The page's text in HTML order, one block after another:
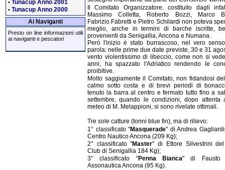
• Tunacup Anno 2001
• Tunacup Anno 2000
Ai Naviganti
Presto on line informazioni utili
ai naviganti e pescatori
Il Comitato Organizzatore, costituito dagli
Massimo Colletta, Roberto Bozzi, Marco
Fabrizio Fabretti e Pietro Schilardi non poteva
meglio, anche in termini di barche iscritte,
provenienti da Senigallia, Ancona e Numana.
Però l'inizio è stato burrascoso, nel vero
parola: nelle prime due date previste, 30 e 31
vento violentissimo di libeccio, come non si
anni, ha spazzato l'Adriatico rendendo le
proibitive.
Molto saggiamente il Comitato, non fidandosi
calmo sotto costa e di brevi periodi di
tenuto la barra al centro e fermato tutto fino a
settembre, quando le condizioni, dopo attenta
meteo di M. Melappioni, si sono rivelate ottimali.
Tre sole catture (tonni blue fin), ma di rilievo:
1° classificato "Masquerade" di Andrea
Centro Nautico Ancona (209 Kg);
2° classificato "Master" di Ettore Silvestrini
Club di Senigallia 184 Kg);
3° classificato "Penna Bianca" di Fausto
Assonautica Ancona (95 Kg).